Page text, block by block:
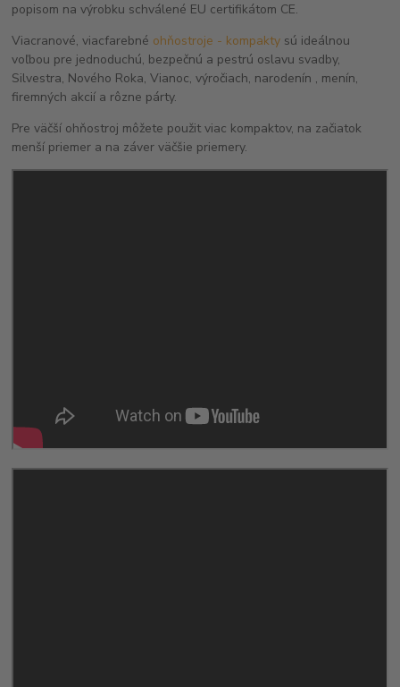
popisom na výrobku schválené EU certifikátom CE.
Viacranové, viacfarebné ohňostroje - kompakty sú ideálnou
voľbou pre jednoduchú, bezpečnú a pestrú oslavu svadby,
Silvestra, Nového Roka, Vianoc, výročiach, narodenín , menín,
firemných akcií a rôzne párty.
Pre väčší ohňostroj môžete použit viac kompaktov, na začiatok
menší priemer a na záver väčšie priemery.